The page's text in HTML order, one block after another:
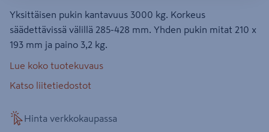
Yksittäisen pukin kantavuus 3000 kg. Korkeus
säädettävissä välillä 285-428 mm. Yhden pukin mitat 210 x
193 mm ja paino 3,2 kg.
Lue koko tuotekuvaus
Katso liitetiedostot
Hinta verkkokaupassa